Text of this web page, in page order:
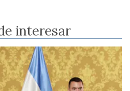
interesar